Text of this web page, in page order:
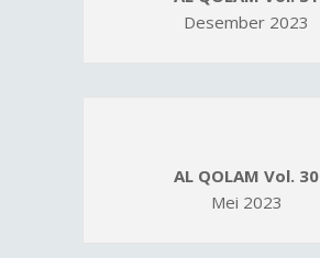
Desember 2023
AL QOLAM Vol. 30
Mei 2023